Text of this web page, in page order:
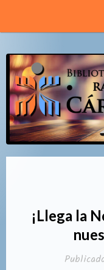
¡Llega la